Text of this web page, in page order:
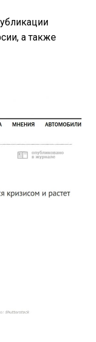
а также